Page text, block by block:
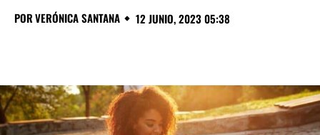
PORVERÓNICA SANTANA 12 JUNIO, 2023 05:38